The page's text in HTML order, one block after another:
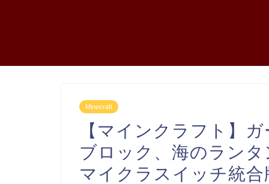
Minecraft
【マインクラフト】
ブロック、海のラン
マイクラスイッチ統合